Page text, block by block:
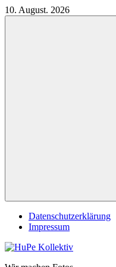
Zum
Inhalt
10. August. 2026
Datenschutzerklärung
Impressum